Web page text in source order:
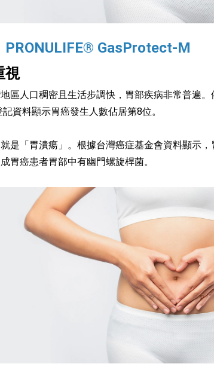
GasProtect-M
視
區人口稠密且生活步調快，胃部疾病非常普遍
資料顯示胃癌發生人數佔居第8位。
是「胃潰瘍」。根據台灣癌症基金會資料顯示
胃癌患者胃部中有幽門螺旋桿菌。